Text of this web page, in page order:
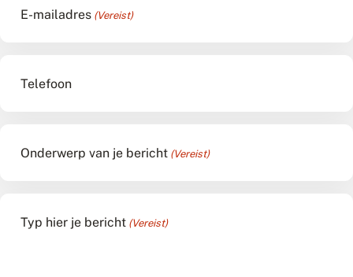
E-mailadres (Vereist)
Telefoon
Onderwerp van je bericht (Vereist)
Typ hier je bericht (Vereist)